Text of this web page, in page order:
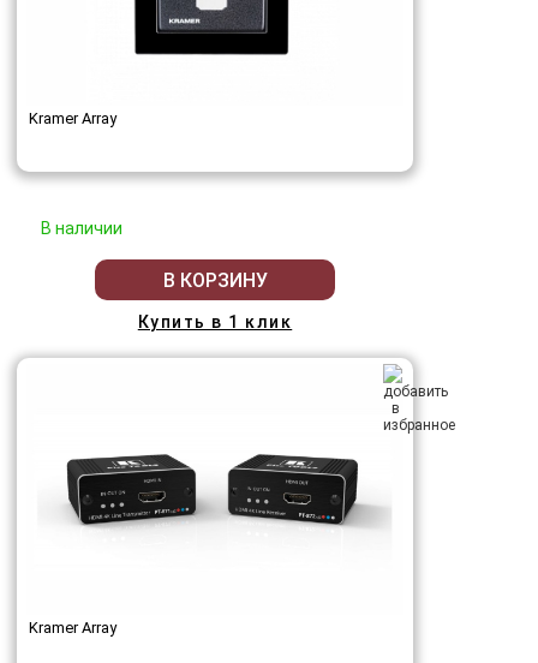
Kramer Array
В наличии
В КОРЗИНУ
Купить в 1 клик
Kramer Array